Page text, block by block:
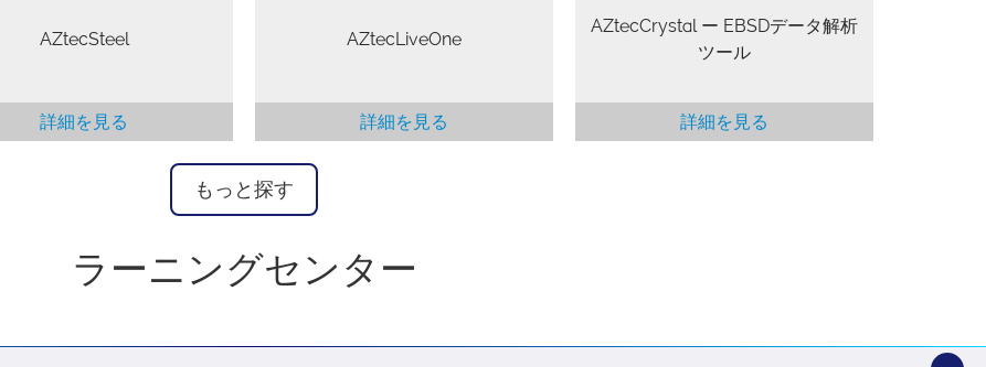
AZtecSteel
詳細を見る
AZtecLiveOne
詳細を見る
AZtecCrystal ー EBSDデータ解析
ツール
詳細を見る
もっと探す
ラーニングセンター